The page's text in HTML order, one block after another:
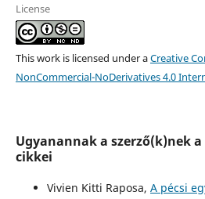
License
This work is licensed under aCreative
NonCommercial-NoDerivatives 4.0
Ugyanannak a szerző(k)nek
cikkei
Vivien Kitti Raposa, A pécsi